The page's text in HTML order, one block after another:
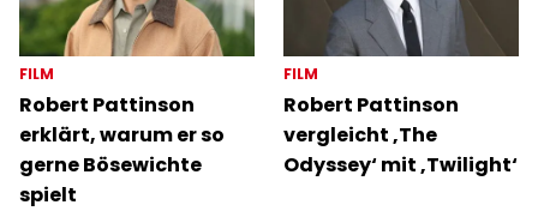
FILM
Robert Pattinson
erklärt, warum er so
gerne Bösewichte
spielt
FILM
Robert Pattinson
vergleicht ‚The
Odyssey‘ mit ‚Twilight‘